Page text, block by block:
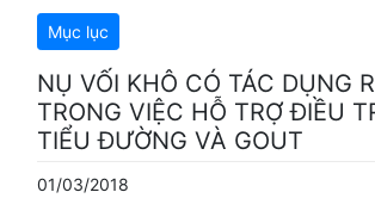
Mục lục
NỤ VỐI KHÔ CÓ TÁC DỤNG
TRONG VIỆC HỖ TRỢ ĐIỀU
TIỂU ĐƯỜNG VÀ GOUT
01/03/2018